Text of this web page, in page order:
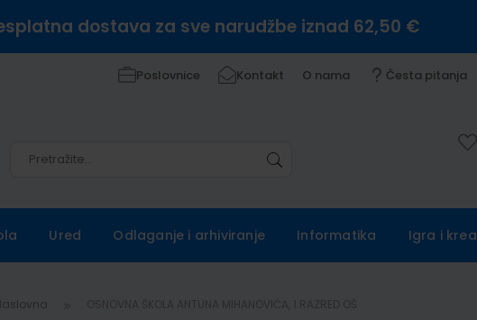
dostava za sve narudžbe iznad 62,50 €
Poslovnice Kontakt O nama Česta pitanja
Ured Odlaganje i arhiviranje Informatika Igra i